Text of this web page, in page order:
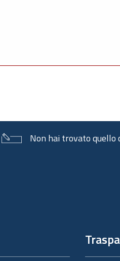
Non hai trovato quello